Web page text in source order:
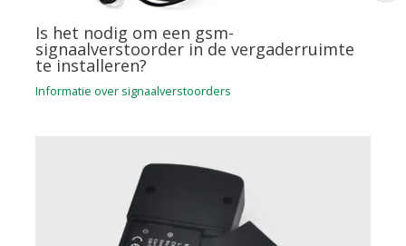
Is het nodig om een gsm-
signaalverstoorder in de vergaderruimte
te installeren?
Informatie over signaalverstoorders